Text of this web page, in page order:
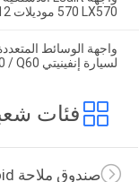
570 LX570 موديلات 2012-2015
لسيارة إنفينيتي Q50 / Q60
فئات
صندوق ملاحة Android